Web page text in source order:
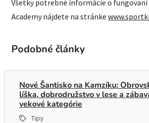
Všetky potrebné informácie o fungovaní
Academy nájdete na stránke
Podobné články
Nové Šantisko na Kamzíku:
líška, dobrodružstvo v lese a
vekové kategórie
Tipy